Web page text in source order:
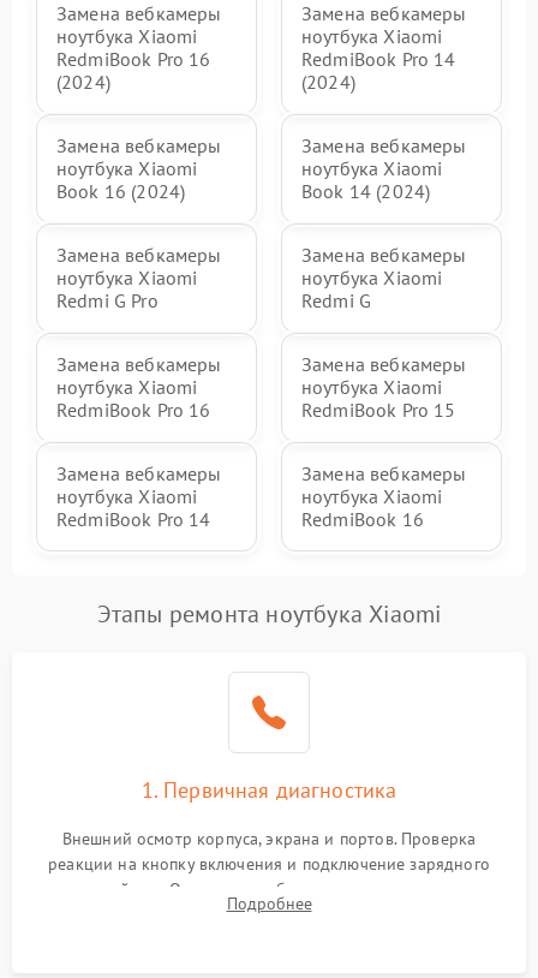
Замена вебкамеры
ноутбука Xiaomi
RedmiBook Pro 16
(2024)
Замена вебкамеры
ноутбука Xiaomi
RedmiBook Pro 14
(2024)
Замена вебкамеры
ноутбука Xiaomi
Book 16 (2024)
Замена вебкамеры
ноутбука Xiaomi
Book 14 (2024)
Замена вебкамеры
ноутбука Xiaomi
Redmi G Pro
Замена вебкамеры
ноутбука Xiaomi
Redmi G
Замена вебкамеры
ноутбука Xiaomi
RedmiBook Pro 16
Замена вебкамеры
ноутбука Xiaomi
RedmiBook Pro 15
Замена вебкамеры
ноутбука Xiaomi
RedmiBook Pro 14
Замена вебкамеры
ноутбука Xiaomi
RedmiBook 16
Этапы ремонта ноутбука Xiaomi
1. Первичная диагностика
Внешний осмотр корпуса, экрана и портов. Проверка
реакции на кнопку включения и подключение зарядного
устройства. Оценка потребления тока с помощью
лабораторного блока питания для локализации проблемы.
Подробнее